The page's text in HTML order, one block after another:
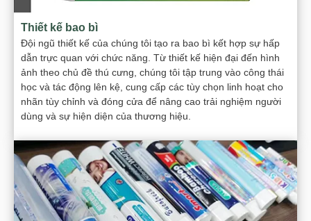
Thiết kế bao bì
Đội ngũ thiết kế của chúng tôi tạo ra bao bì kết hợp sự hấp
dẫn trực quan với chức năng. Từ thiết kế hiện đại đến hình
ảnh theo chủ đề thú cưng, chúng tôi tập trung vào công thái
học và tác động lên kệ, cung cấp các tùy chọn linh hoạt cho
nhãn tùy chỉnh và đóng cửa để nâng cao trải nghiệm người
dùng và sự hiện diện của thương hiệu.